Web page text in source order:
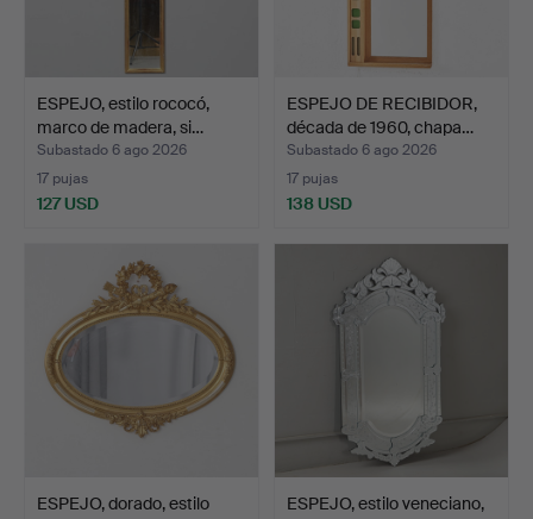
ESPEJO, estilo rococó,
marco de madera, si…
Subastado 6 ago 2026
17 pujas
127 USD
ESPEJO DE RECIBIDOR,
década de 1960, chapa…
Subastado 6 ago 2026
17 pujas
138 USD
ESPEJO, dorado, estilo
ESPEJO, estilo veneciano,